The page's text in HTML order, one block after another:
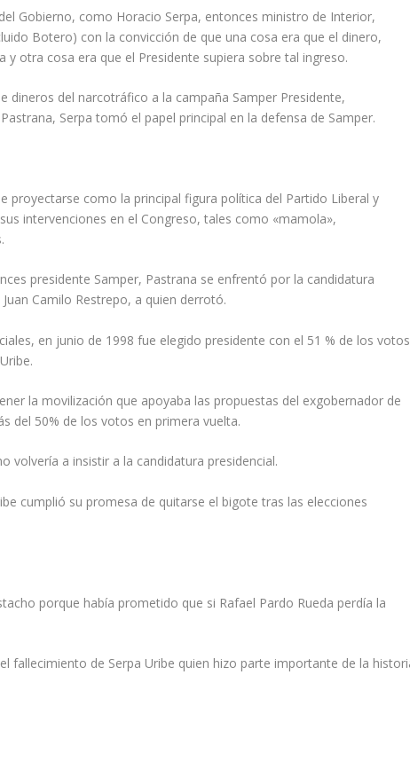
Gobierno, como Horacio Serpa, entonces ministro de Interior,
Botero) con la convicción de que una cosa era que el dinero,
otra cosa era que el Presidente supiera sobre tal ingreso.
dineros del narcotráfico a la campaña Samper Presidente,
Serpa tomó el papel principal en la defensa de Samper.
proyectarse como la principal figura política del Partido Liberal y
intervenciones en el Congreso, tales como «mamola»,
presidente Samper, Pastrana se enfrentó por la candidatura
Camilo Restrepo, a quien derrotó.
en junio de 1998 fue elegido presidente con el 51 % de los
la movilización que apoyaba las propuestas del exgobernador de
del 50% de los votos en primera vuelta.
volvería a insistir a la candidatura presidencial.
cumplió su promesa de quitarse el bigote tras las elecciones
porque había prometido que si Rafael Pardo Rueda perdía la
fallecimiento de Serpa Uribe quien hizo parte importante de la